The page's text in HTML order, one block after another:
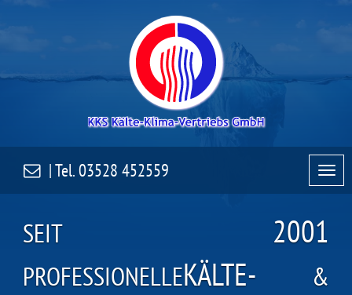
| Tel.03528 452559
SEIT 2001
PROFESSIONELLEKÄLTE- &